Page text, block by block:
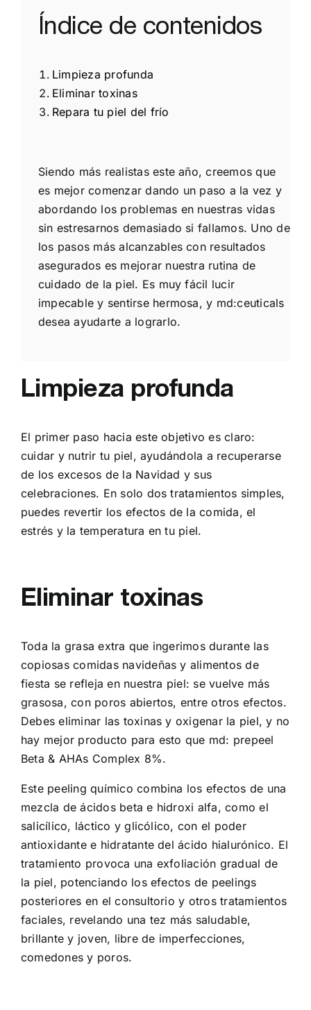
Índice de contenidos
Limpieza profunda
Eliminar toxinas
Repara tu piel del frío
Siendo más realistas este año, creemos que
es mejor comenzar dando un paso a la vez y
abordando los problemas en nuestras vidas
sin estresarnos demasiado si fallamos. Uno de
los pasos más alcanzables con resultados
asegurados es mejorar nuestra rutina de
cuidado de la piel. Es muy fácil lucir
impecable y sentirse hermosa, y md:ceuticals
desea ayudarte a lograrlo.
Limpieza profunda
El primer paso hacia este objetivo es claro:
cuidar y nutrir tu piel, ayudándola a recuperarse
de los excesos de la Navidad y sus
celebraciones. En solo dos tratamientos simples,
puedes revertir los efectos de la comida, el
estrés y la temperatura en tu piel.
Eliminar toxinas
Toda la grasa extra que ingerimos durante las
copiosas comidas navideñas y alimentos de
fiesta se refleja en nuestra piel: se vuelve más
grasosa, con poros abiertos, entre otros efectos.
Debes eliminar las toxinas y oxigenar la piel, y no
hay mejor producto para esto que md: prepeel
Beta & AHAs Complex 8%.
Este peeling químico combina los efectos de una
mezcla de ácidos beta e hidroxi alfa, como el
salicílico, láctico y glicólico, con el poder
antioxidante e hidratante del ácido hialurónico. El
tratamiento provoca una exfoliación gradual de
la piel, potenciando los efectos de peelings
posteriores en el consultorio y otros tratamientos
faciales, revelando una tez más saludable,
brillante y joven, libre de imperfecciones,
comedones y poros.